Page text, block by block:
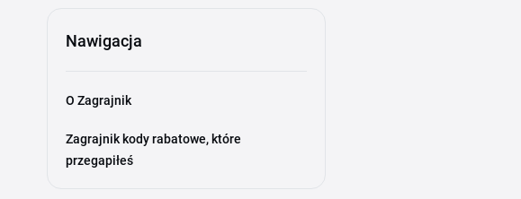
Nawigacja
O Zagrajnik
Zagrajnik kody rabatowe, które
przegapiłeś